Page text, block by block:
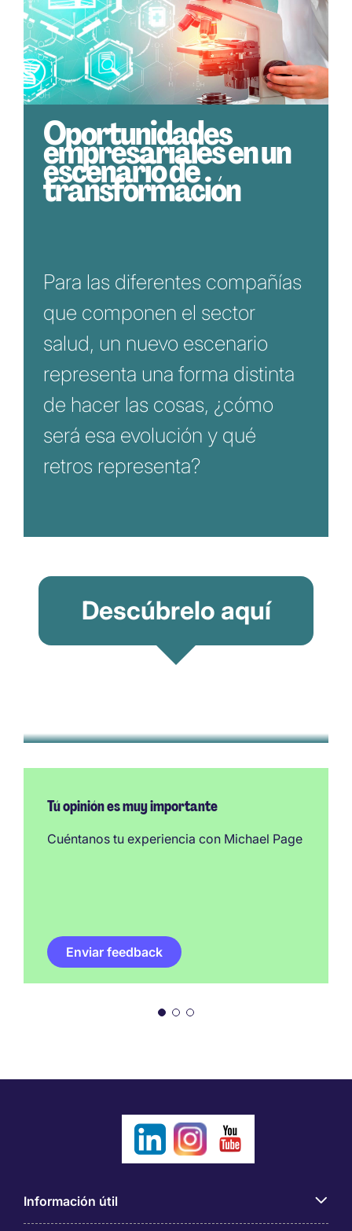
Oportunidades
empresariales en un
escenario de
transformación
Para las diferentes compañías
que componen el sector
salud, un nuevo escenario
representa una forma distinta
de hacer las cosas, ¿cómo
será esa evolución y qué
retros representa?
Descúbrelo aquí
Tú opinión es muy importante
Cuéntanos tu experiencia con Michael Page
Enviar feedback
Información útil